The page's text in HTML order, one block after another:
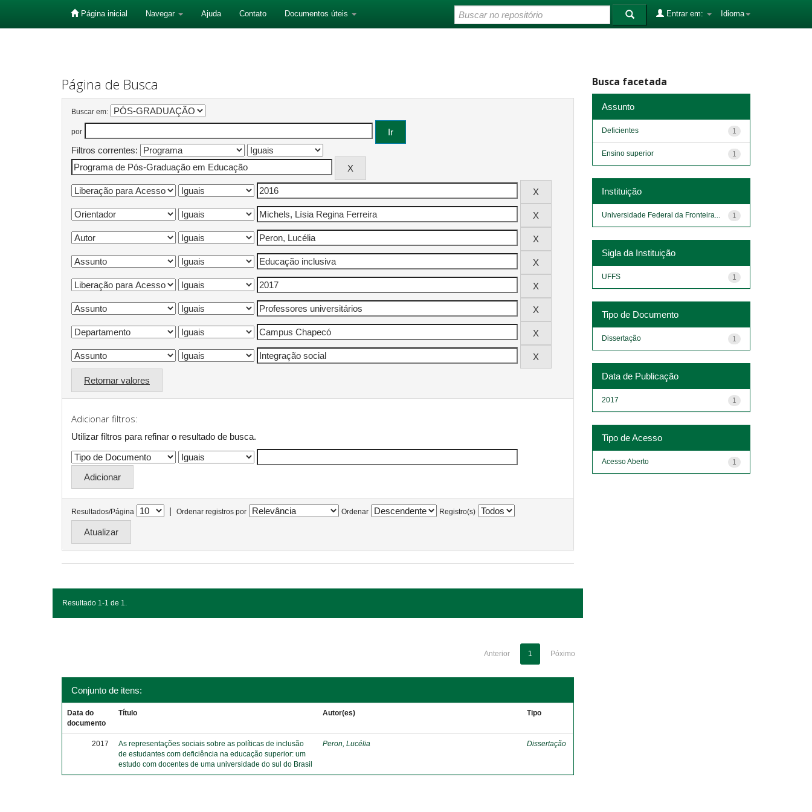
Página inicial Navegar Ajuda Contato Documentos úteis Idioma
Entrar em:
Página de Busca
Buscar em:
por
Filtros correntes:
Retornar valores
Adicionar filtros:
Utilizar filtros para refinar o resultado de busca.
Resultados/Página | Ordenar registros por Ordenar Registro(s)
Resultado 1-1 de 1.
Anterior 1 Póximo
Conjunto de itens:
Data do
documento
Título Autor(es) Tipo
2017
As representações sociais sobre as políticas de inclusão
de estudantes com deficiência na educação superior: um
estudo com docentes de uma universidade do sul do Brasil
Peron, Lucélia Dissertação
Busca facetada
Assunto
1
Deficientes
1
Ensino superior
Instituição
1
Universidade Federal da Fronteira...
Sigla da Instituição
1
UFFS
Tipo de Documento
1
Dissertação
Data de Publicação
1
2017
Tipo de Acesso
1
Acesso Aberto